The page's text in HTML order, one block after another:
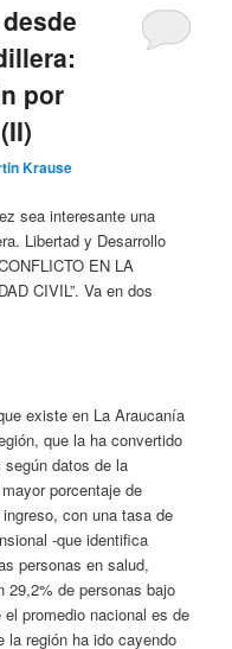
por
Krause
sea interesante una
Libertad y Desarrollo
EN LA
CIVIL”. Va en dos
existe en La Araucanía
que la ha convertido
datos de la
porcentaje de
con una tasa de
-que identifica
personas en salud,
29,2% de personas bajo
promedio nacional es de
región ha ido cayendo